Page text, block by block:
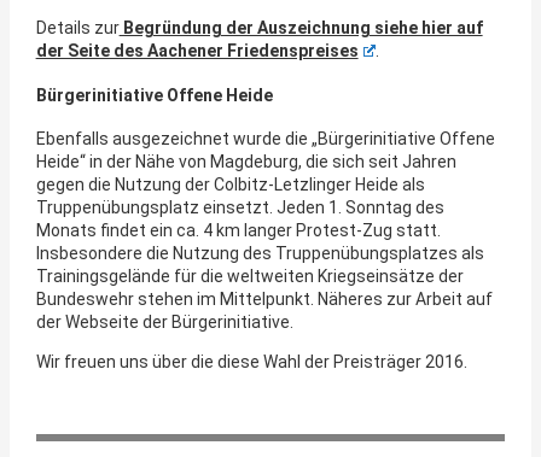
Details zurBegründung der Auszeichnung siehe hier auf
der Seite des Aachener Friedenspreises
.
Bürgerinitiative Offene Heide
Ebenfalls ausgezeichnet wurde die „Bürgerinitiative Offene
Heide“ in der Nähe von Magdeburg, die sich seit Jahren
gegen die Nutzung der Colbitz-Letzlinger Heide als
Truppenübungsplatz einsetzt. Jeden 1. Sonntag des
Monats findet ein ca. 4 km langer Protest-Zug statt.
Insbesondere die Nutzung des Truppenübungsplatzes als
Trainingsgelände für die weltweiten Kriegseinsätze der
Bundeswehr stehen im Mittelpunkt. Näheres zur Arbeit auf
der Webseite der Bürgerinitiative.
Wir freuen uns über die diese Wahl der Preisträger 2016.